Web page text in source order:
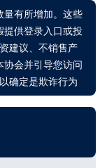
量有所增加。这些
提供登录入口或投
建议、不销售产
会并引导您访问
确定是欺诈行为